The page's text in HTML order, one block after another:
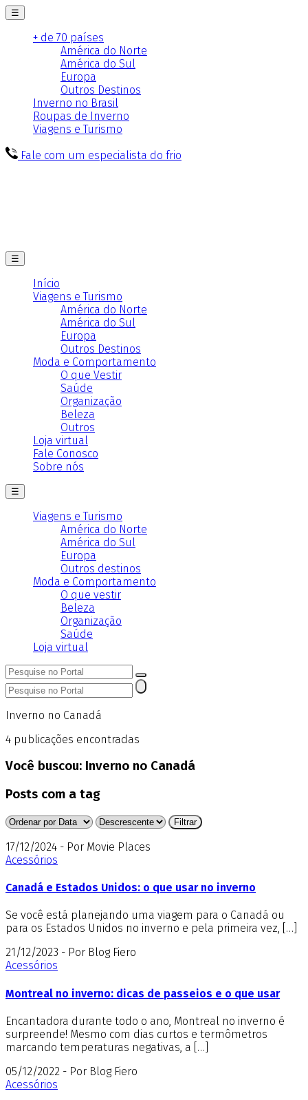
☰
+ de 70 países
América do Norte
América do Sul
Europa
Outros Destinos
Inverno no Brasil
Roupas de Inverno
Viagens e Turismo
Fale com um especialista do frio
☰
Início
Viagens e Turismo
América do Norte
América do Sul
Europa
Outros Destinos
Moda e Comportamento
O que Vestir
Saúde
Organização
Beleza
Outros
Loja virtual
Fale Conosco
Sobre nós
☰
Viagens e Turismo
América do Norte
América do Sul
Europa
Outros destinos
Moda e Comportamento
O que vestir
Beleza
Organização
Saúde
Loja virtual
Inverno no Canadá
4 publicações encontradas
Você buscou: Inverno no Canadá
Posts com a tag
17/12/2024 - Por Movie Places
Acessórios
Canadá e Estados Unidos: o que usar no inverno
Se você está planejando uma viagem para o Canadá ou
para os Estados Unidos no inverno e pela primeira vez, […]
21/12/2023 - Por Blog Fiero
Acessórios
Montreal no inverno: dicas de passeios e o que usar
Encantadora durante todo o ano, Montreal no inverno é
surpreende! Mesmo com dias curtos e termômetros
marcando temperaturas negativas, a […]
05/12/2022 - Por Blog Fiero
Acessórios